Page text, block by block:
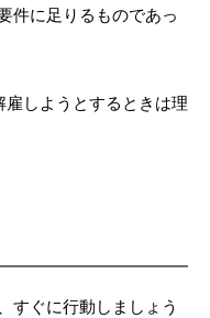
件に足りるものであっ
しようとするときは理
すぐに行動しましょう